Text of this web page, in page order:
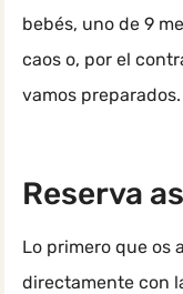
bebés, uno de 9
caos o, por el
vamos preparados.
Reserva
Lo primero que os
directamente con